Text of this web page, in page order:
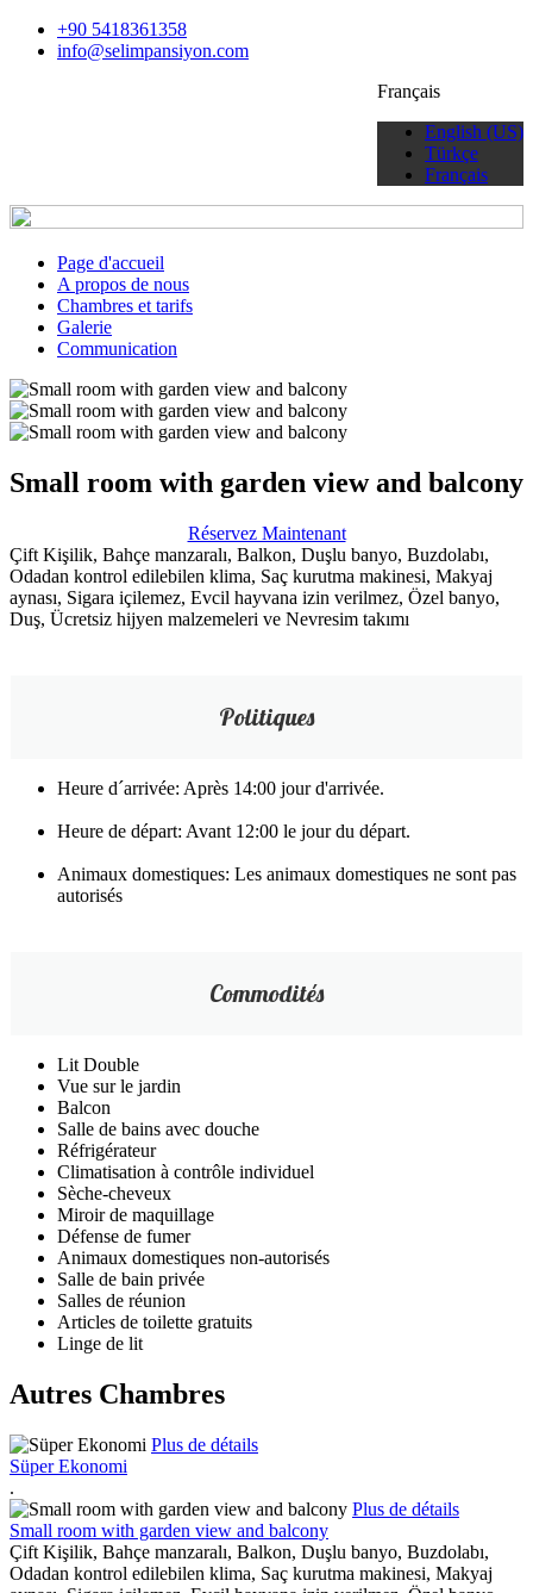
+90 5418361358
info@selimpansiyon.com
Français
English (US)
Türkçe
Français
Page d'accueil
A propos de nous
Chambres et tarifs
Galerie
Communication
Small room with garden view and balcony
Réservez Maintenant
Çift Kişilik, Bahçe manzaralı, Balkon, Duşlu banyo, Buzdolabı,
Odadan kontrol edilebilen klima, Saç kurutma makinesi, Makyaj
aynası, Sigara içilemez, Evcil hayvana izin verilmez, Özel banyo,
Duş, Ücretsiz hijyen malzemeleri ve Nevresim takımı
Politiques
Heure d´arrivée: Après 14:00 jour d'arrivée.
Heure de départ: Avant 12:00 le jour du départ.
Animaux domestiques: Les animaux domestiques ne sont pas
autorisés
Commodités
Lit Double
Vue sur le jardin
Balcon
Salle de bains avec douche
Réfrigérateur
Climatisation à contrôle individuel
Sèche-cheveux
Miroir de maquillage
Défense de fumer
Animaux domestiques non-autorisés
Salle de bain privée
Salles de réunion
Articles de toilette gratuits
Linge de lit
Autres Chambres
Plus de détails
Süper Ekonomi
.
Plus de détails
Small room with garden view and balcony
Çift Kişilik, Bahçe manzaralı, Balkon, Duşlu banyo, Buzdolabı,
Odadan kontrol edilebilen klima, Saç kurutma makinesi, Makyaj